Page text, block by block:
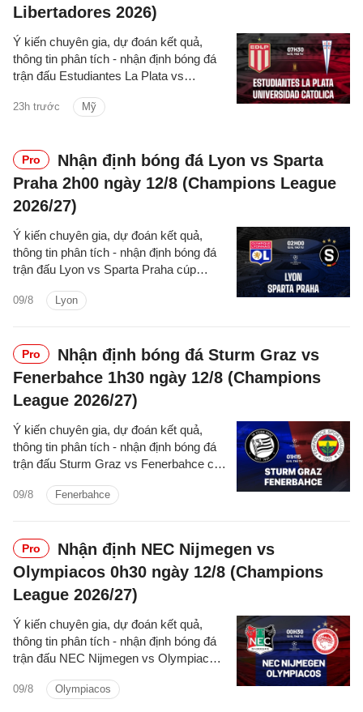
Libertadores 2026)
23h trước Mỹ
Ý kiến chuyên gia, dự đoán kết quả,
thông tin phân tích - nhận định bóng đá
trận đấu Estudiantes La Plata vs
Mỹ/Copa Libertadores 2026 hôm nay.
Pro
Nhận định bóng đá Lyon vs Sparta
Praha 2h00 ngày 12/8 (Champions League
2026/27)
09/8 Lyon
Ý kiến chuyên gia, dự đoán kết quả,
thông tin phân tích - nhận định bóng đá
trận đấu Lyon vs Sparta Praha cúp
hôm nay.
Pro
Nhận định bóng đá Sturm Graz vs
Fenerbahce 1h30 ngày 12/8 (Champions
League 2026/27)
09/8 Fenerbahce
Ý kiến chuyên gia, dự đoán kết quả,
thông tin phân tích - nhận định bóng đá
trận đấu Sturm Graz vs Fenerbahce cúp
hôm nay.
Pro
Nhận định NEC Nijmegen vs
Olympiacos 0h30 ngày 12/8 (Champions
League 2026/27)
09/8 Olympiacos
Ý kiến chuyên gia, dự đoán kết quả,
thông tin phân tích - nhận định bóng đá
trận đấu NEC Nijmegen vs Olympiacos
2026/27 hôm nay.